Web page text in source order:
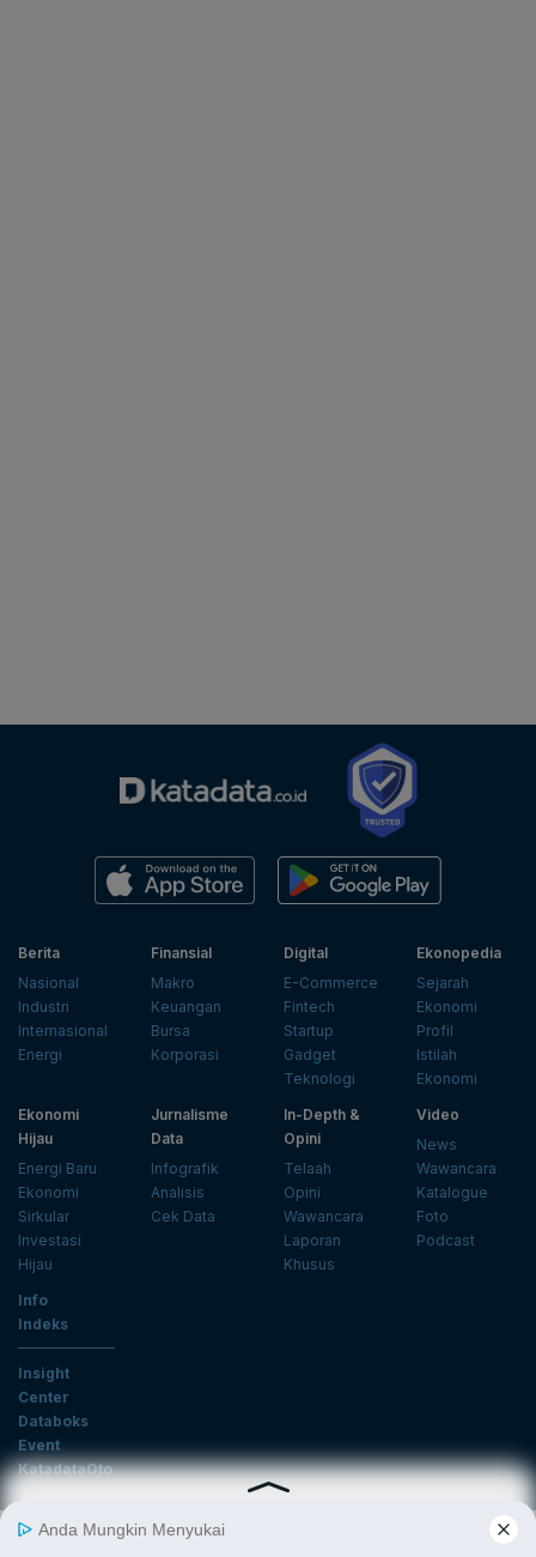
Berita
Nasional
Industri
Internasional
Energi
Finansial
Makro
Keuangan
Bursa
Korporasi
Digital
E-Commerce
Fintech
Startup
Gadget
Teknologi
Ekonopedia
Sejarah
Ekonomi
Profil
Istilah
Ekonomi
Ekonomi
Hijau
Energi Baru
Ekonomi
Sirkular
Investasi
Hijau
Jurnalisme
Data
Infografik
Analisis
Cek Data
In-Depth &
Opini
Telaah
Opini
Wawancara
Laporan
Khusus
Video
News
Wawancara
Katalogue
Foto
Podcast
Info
Indeks
Insight
Center
Databoks
Event
KatadataOto
Langganan Newsletter